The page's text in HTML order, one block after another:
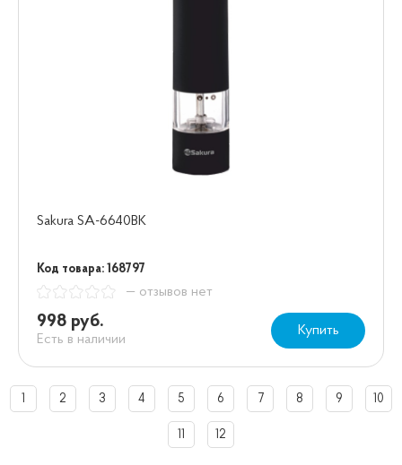
Sakura SA-6640BK
Код товара: 168797
— отзывов нет
998 руб.
Есть в наличии
Купить
1 2 3 4 5 6 7 8 9 10
11 12